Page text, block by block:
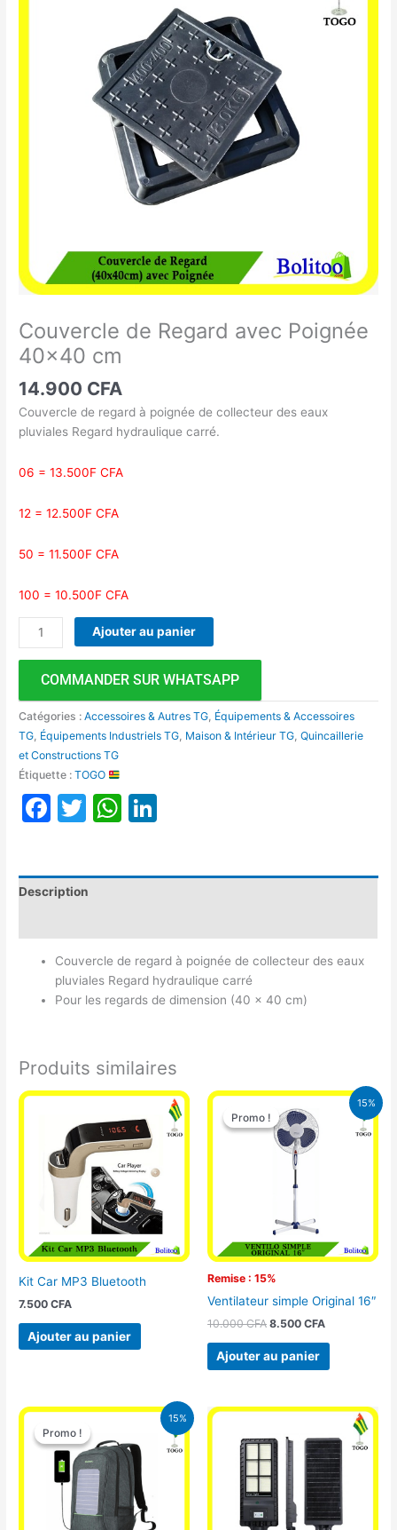
Couvercle de Regard avec Poignée
40×40 cm
14.900 CFA
Couvercle de regard à poignée de collecteur des eaux
pluviales Regard hydraulique carré.
06 = 13.500F CFA
12 = 12.500F CFA
50 = 11.500F CFA
100 = 10.500F CFA
Ajouter au panier
COMMANDER SUR WHATSAPP
Catégories :Accessoires & Autres TG, Équipements & Accessoires
TG, Équipements Industriels TG, Maison & Intérieur TG,Quincaillerie
et Constructions TG
Étiquette :TOGO
Facebook
TwitterWhatsApp
Description
Couvercle de regard à poignée de collecteur des eaux
pluviales Regard hydraulique carré
Pour les regards de dimension (40 x 40 cm)
Produits similaires
Kit Car MP3 Bluetooth
7.500CFA
Ajouter au panier
15%
Promo !
Remise : 15%
Promo !
Ventilateur simple Original 16″
10.000CFA
Le
prix
initial
était :
10.000 CFA.
8.500 CFA
Le
Ajouter au panier
15%
Promo !
Promo !
Le
prix
initial
était :
29.500 CFA.
Le
prix
actuel